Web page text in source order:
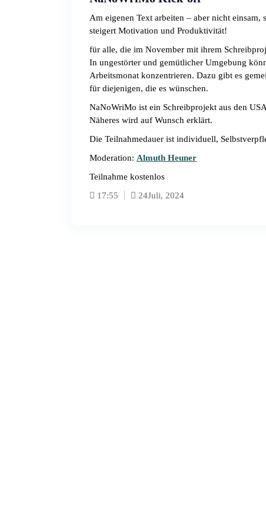
Am eigenen Text arbeiten – aber nicht einsam,
steigert Motivation und Produktivität!
für alle, die im November mit ihrem
In ungestörter und gemütlicher Umgebung
Arbeitsmonat konzentrieren. Dazu gibt es
für diejenigen, die es wünschen.
NaNoWriMo ist ein Schreibprojekt aus den
Näheres wird auf Wunsch erklärt.
Die Teilnahmedauer ist individuell,
Moderation: Almuth Heuner
Teilnahme kostenlos
17:55
24Juli, 2024